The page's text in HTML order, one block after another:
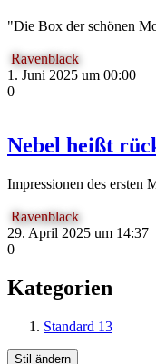
"Die Box der schönen
Ravenblack
1. Juni 2025 um 00:00
0
Nebel heißt
Impressionen des ersten
Ravenblack
29. April 2025 um 14:37
0
Kategorien
Standard 13
Stil ändern